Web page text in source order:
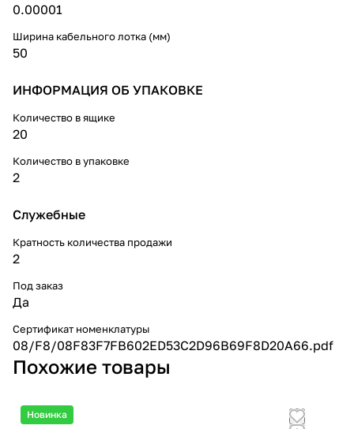
0.00001
Ширина кабельного лотка (мм)
50
ИНФОРМАЦИЯ ОБ УПАКОВКЕ
Количество в ящике
20
Количество в упаковке
2
Служебные
Кратность количества продажи
2
Под заказ
Да
Сертификат номенклатуры
08/F8/08F83F7FB602ED53C2D96B69F8D20A66.pdf
Похожие товары
Новинка